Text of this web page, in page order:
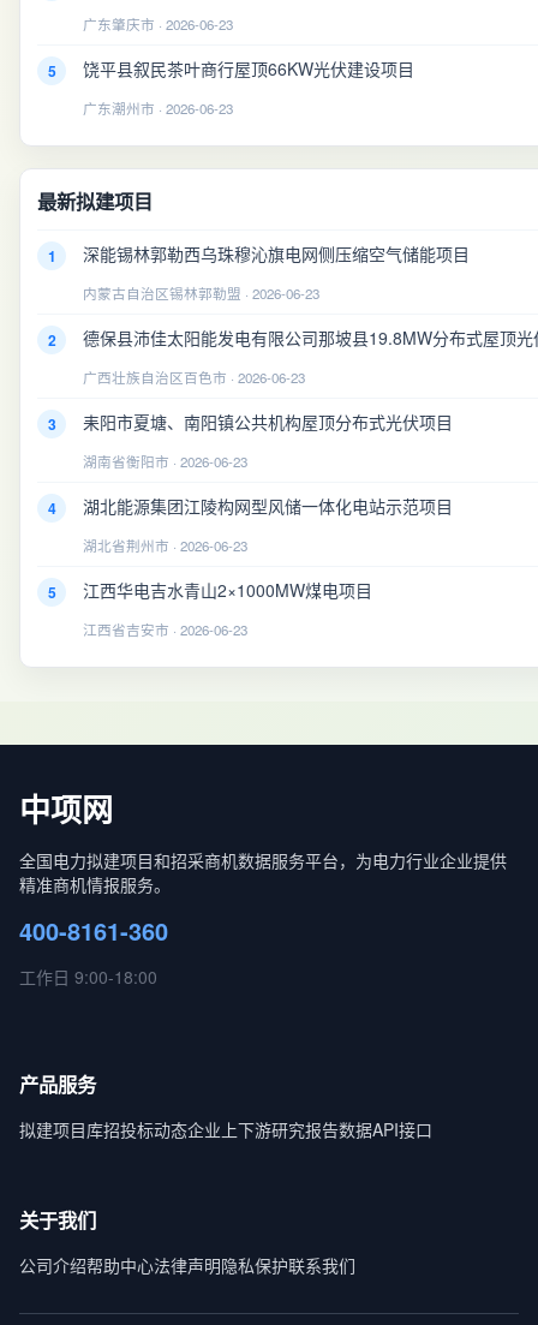
广东肇庆市 · 2026-06-23
5 饶平县叙民茶叶商行屋顶66KW光伏建设项目
广东潮州市 · 2026-06-23
最新拟建项目
1 深能锡林郭勒西乌珠穆沁旗电网侧压缩空气储能项目
内蒙古自治区锡林郭勒盟 · 2026-06-23
2 德保县沛佳太阳能发电有限公司那坡县19.8MW分布式屋顶
广西壮族自治区百色市 · 2026-06-23
3 耒阳市夏塘、南阳镇公共机构屋顶分布式光伏项目
湖南省衡阳市 · 2026-06-23
4 湖北能源集团江陵构网型风储一体化电站示范项目
湖北省荆州市 · 2026-06-23
5 江西华电吉水青山2×1000MW煤电项目
江西省吉安市 · 2026-06-23
中项网
全国电力拟建项目和招采商机数据服务平台，为电力行业企业提供
精准商机情报服务。
400-8161-360
工作日 9:00-18:00
产品服务
拟建项目库招投标动态企业上下游研究报告数据API接口
关于我们
公司介绍帮助中心法律声明隐私保护联系我们